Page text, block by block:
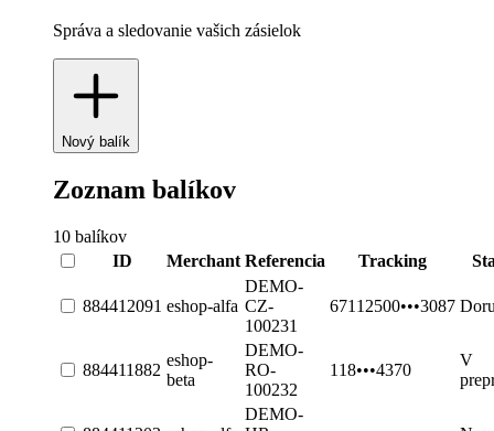
Správa a sledovanie vašich zásielok
Nový balík
Zoznam balíkov
10 balíkov
ID
Merchant Referencia Tracking
884412091 eshop-alfa
DEMO-
CZ-
100231
67112500•••3087
884411882
eshop-
beta
DEMO-
RO-
100232
118•••4370
V
DEMO-